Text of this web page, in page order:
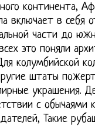
континента,
включает в себя
части до
это поняли
колумбийской
штаты
украшения.
с обычаями
Такие